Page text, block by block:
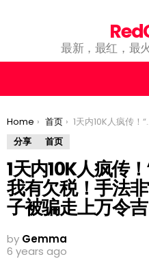
最新，最红，最
You are here:
Home 首页
1天内10K人疯传！“接获LHDN电话说我有欠税！手法非常高级！” 大马女子被骗走上万令吉！
分享
首页
1天内10K人疯传
我有欠税！手法
子被骗走上万令吉
by Gemma
6 years ago